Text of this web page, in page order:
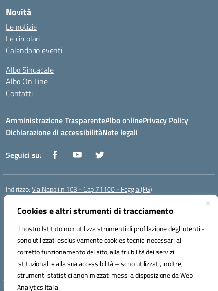
Cookies e altri strumenti di tracciamento
Il nostro Istituto non utilizza strumenti di profilazione degli utenti -
sono utilizzati esclusivamente cookies tecnici necessari al
corretto funzionamento del sito, alla fruibilità dei servizi
istituzionali e alla sua accessibilità – sono utilizzati, inoltre,
strumenti statistici anonimizzati messi a disposizione da Web
Analytics Italia.
Novità
Le notizie
Le circolari
Calendario eventi
Albo Sindacale
Albo On Line
Contatti
Amministrazione TrasparenteAlbo onlinePrivacy Policy
Dichiarazione di accessibilitàNote legali
Seguici su:
Indirizzo:Via Napoli n.103 - Cap 71100 - Foggia (FG)
Centralino:
Posta elettronica certificata (PEC):fgis00800v@pec.istruzione.it
Codice fiscale: 80003280718
Codice meccanografico:FGIS00800V
Codice Indice delle Pubbliche Amministrazioni (IPA): istsc_fgis00800v
Codice unico di fatturazione (CUF): SOLVP8